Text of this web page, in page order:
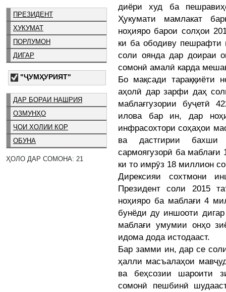
ПРЕЗИДЕНТ
ҲУКУМАТ
ПОРЛУМОН
ДИГАР
"ҶУМҲУРИЯТ"
ДАР БОРАИ НАШРИЯ
ОЗМУНҲО
ҶОИ ХОЛИИ КОР
ОБУНА
ҲОЛО ДАР СОМОНА: 21
диёри худ ба
Ҳукумати мамлакат
ноҳияро барои солҳои
ки ба ободиву пешрафти
соли оянда дар доираи
сомонӣ амалӣ карда
Бо мақсади тараққиёти
аҳолӣ дар зарфи даҳ
маблағгузории буҷетӣ
илова бар ин, дар
инфрасохтори соҳаҳои
ва дастгирии бахши
сармоягузорӣ ба
ки то имрӯз 18 миллион
Дирексияи сохтмони
Президент соли 2015
ноҳияро ба маблағи 4
бунёди ду иншооти
маблағи умумии онҳо
идома дода истодааст.
Бар замми ин, дар се
ҳалли масъалаҳои
ва беҳсозии шароити
сомонӣ пешбинӣ